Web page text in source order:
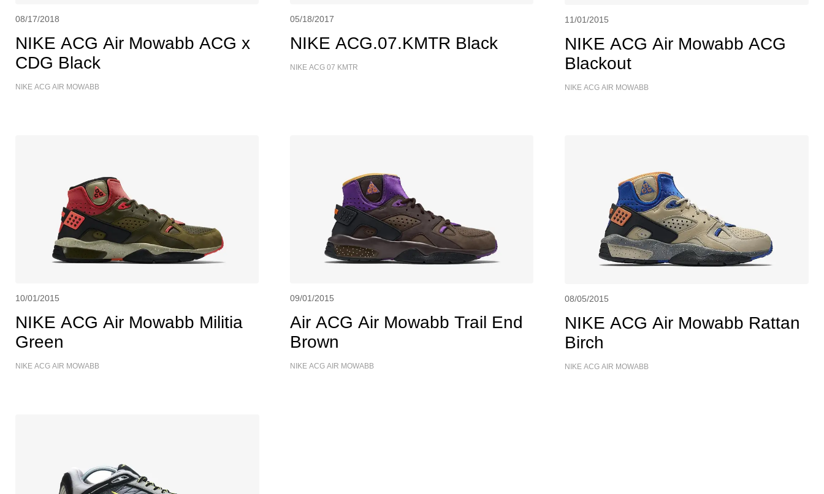
08/17/2018
NIKE ACG Air Mowabb ACG x
CDG Black
NIKE ACG AIR MOWABB
05/18/2017
NIKE ACG.07.KMTR Black
NIKE ACG 07 KMTR
11/01/2015
NIKE ACG Air Mowabb ACG
Blackout
NIKE ACG AIR MOWABB
10/01/2015
NIKE ACG Air Mowabb Militia
Green
NIKE ACG AIR MOWABB
09/01/2015
Air ACG Air Mowabb Trail End
Brown
NIKE ACG AIR MOWABB
08/05/2015
NIKE ACG Air Mowabb Rattan
Birch
NIKE ACG AIR MOWABB